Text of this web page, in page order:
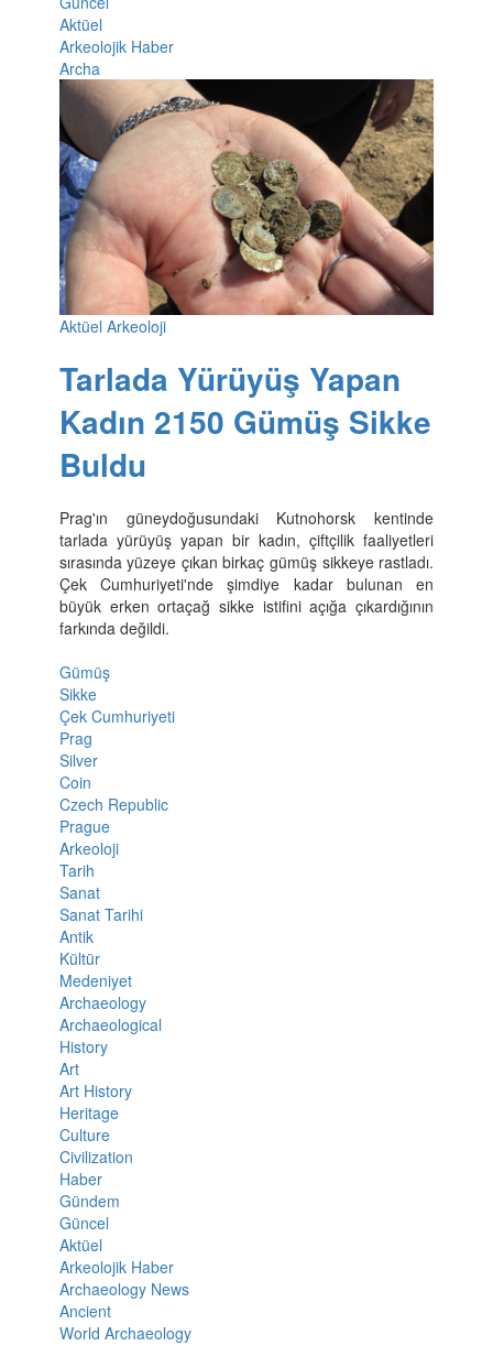
Aktüel
Arkeolojik Haber
Archa
Aktüel Arkeoloji
Tarlada Yürüyüş Yapan
Kadın 2150 Gümüş Sikke
Buldu
Prag'ın güneydoğusundaki Kutnohorsk kentinde
tarlada yürüyüş yapan bir kadın, çiftçilik faaliyetleri
sırasında yüzeye çıkan birkaç gümüş sikkeye rastladı.
Çek Cumhuriyeti'nde şimdiye kadar bulunan en
büyük erken ortaçağ sikke istifini açığa çıkardığının
farkında değildi.
Gümüş
Sikke
Çek Cumhuriyeti
Prag
Silver
Coin
Czech Republic
Prague
Arkeoloji
Tarih
Sanat
Sanat Tarihi
Antik
Kültür
Medeniyet
Archaeology
Archaeological
History
Art
Art History
Heritage
Culture
Civilization
Haber
Gündem
Güncel
Aktüel
Arkeolojik Haber
Archaeology News
Ancient
World Archaeology